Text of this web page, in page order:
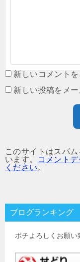
新しいコメント
新しい投稿をメ
このサイトはスパ
います。
コメント
ください 。
ブログランキング
ポチよろしくお願い